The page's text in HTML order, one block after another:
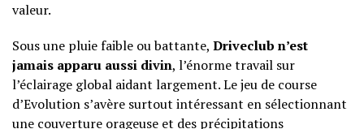
valeur.
Sous une pluie faible ou battante, Driveclub n’est
jamais apparu aussi divin, l’énorme travail sur
l’éclairage global aidant largement. Le jeu de course
d’Evolution s’avère surtout intéressant en sélectionnant
une couverture orageuse et des précipitations